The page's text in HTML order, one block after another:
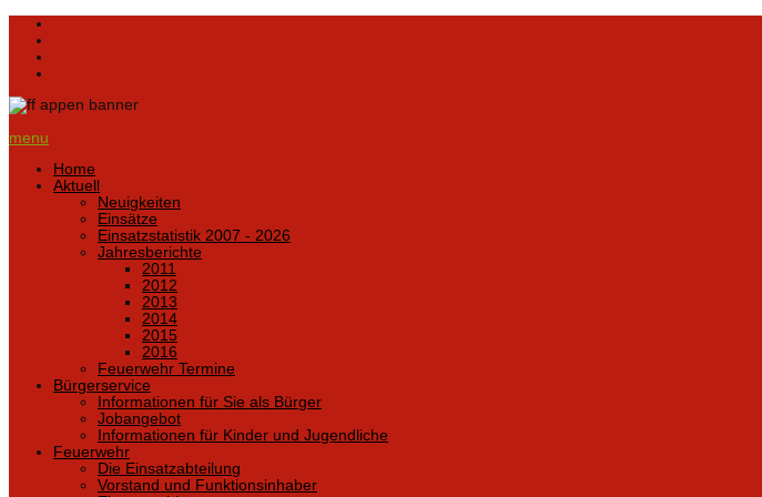
menu
Home
Aktuell
Neuigkeiten
Einsätze
Einsatzstatistik 2007 - 2026
Jahresberichte
2011
2012
2013
2014
2015
2016
Feuerwehr Termine
Bürgerservice
Informationen für Sie als Bürger
Jobangebot
Informationen für Kinder und Jugendliche
Feuerwehr
Die Einsatzabteilung
Vorstand und Funktionsinhaber